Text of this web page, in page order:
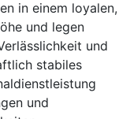
in einem loyalen,
und legen
und
stabiles
und